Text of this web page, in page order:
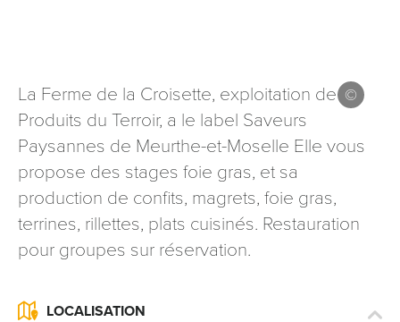
La Ferme de la Croisette, exploitation de
Produits du Terroir, a le label Saveurs
Paysannes de Meurthe-et-Moselle Elle vous
propose des stages foie gras, et sa
production de confits, magrets, foie gras,
terrines, rillettes, plats cuisinés. Restauration
pour groupes sur réservation.
LOCALISATION
nécessaires au traitement de votre demande (sauf
mention contraire). Vous disposez d’un droit d’accès, de
que vous pouvez exercer en adressant une demande par
courriel à tourisme@departement54.fr ou par courrier
signé accompagné de la copie d’un titre d’identité à
l’adresse suivante : Meurthe & Moselle Tourisme - 48
esplanade Jacques-Baudot CO 90019 54035 NANCY
cedex